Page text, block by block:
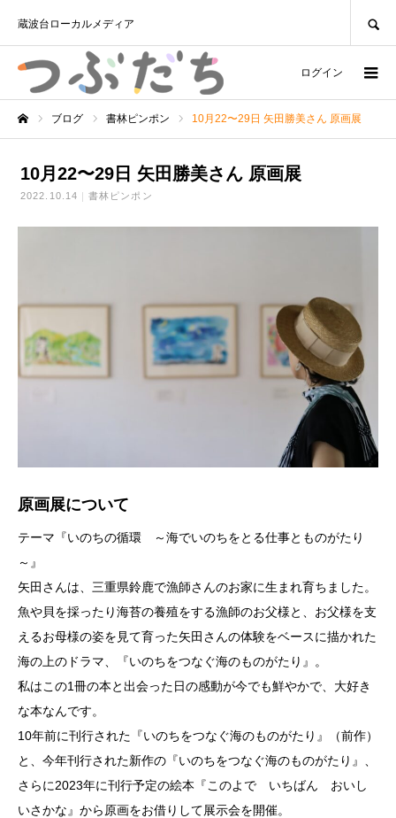
蔵波台ローカルメディア
ログイン
ブログ 書林ピンポン 10月22〜29日 矢田勝美さん 原画展
10月22〜29日 矢田勝美さん 原画展
2022.10.14 書林ピンポン
原画展について
テーマ『いのちの循環 ～海でいのちをとる仕事とものがたり
～』
矢田さんは、三重県鈴鹿で漁師さんのお家に生まれ育ちました。
魚や貝を採ったり海苔の養殖をする漁師のお父様と、お父様を支
えるお母様の姿を見て育った矢田さんの体験をベースに描かれた
海の上のドラマ、『いのちをつなぐ海のものがたり』。
私はこの1冊の本と出会った日の感動が今でも鮮やかで、大好き
な本なんです。
10年前に刊行された『いのちをつなぐ海のものがたり』（前作）
と、今年刊行された新作の『いのちをつなぐ海のものがたり』、
さらに2023年に刊行予定の絵本『このよで いちばん おいし
いさかな』から原画をお借りして展示会を開催。